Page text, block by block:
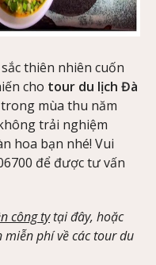
thiên nhiên cuốn
cho tour du lịch Đà
mùa thu năm
trải nghiệm
hoa bạn nhé! Vui
để được tư vấn
công tytại đây, hoặc
phí về các tour du